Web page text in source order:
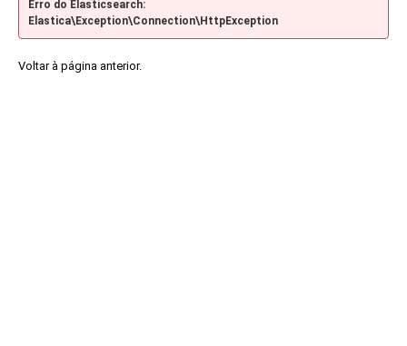
Erro do Elasticsearch:
Elastica\Exception\Connection\HttpException
Voltar à página anterior.